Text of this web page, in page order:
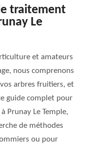
traitement
Le
et amateurs
nous comprenons
arbres fruitiers, et
guide complet pour
Prunay Le Temple,
de méthodes
ou pour